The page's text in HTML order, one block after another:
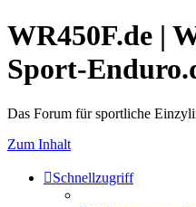
WR450F.de |
Sport-
Das Forum für sportliche
Zum Inhalt
Schnellzugriff